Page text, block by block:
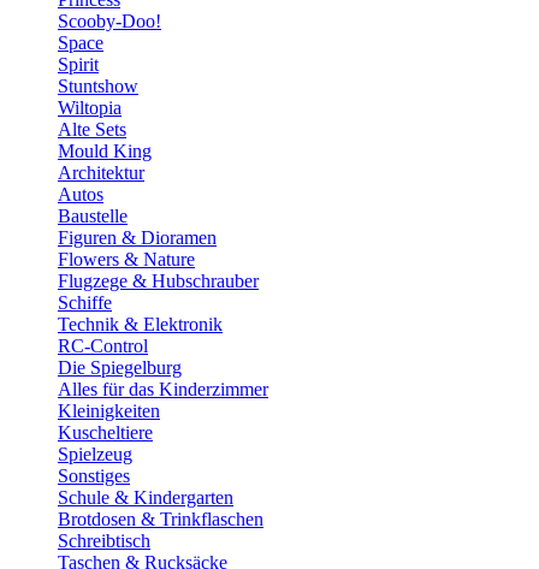
Scooby-Doo!
Space
Spirit
Stuntshow
Wiltopia
Alte Sets
Mould King
Architektur
Autos
Baustelle
Figuren & Dioramen
Flowers & Nature
Flugzege & Hubschrauber
Schiffe
Technik & Elektronik
RC-Control
Die Spiegelburg
Alles für das Kinderzimmer
Kleinigkeiten
Kuscheltiere
Spielzeug
Sonstiges
Schule & Kindergarten
Brotdosen & Trinkflaschen
Schreibtisch
Taschen & Rucksäcke